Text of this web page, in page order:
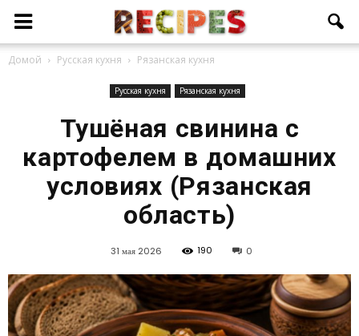
Домой Русская кухня Рязанская кухня
Русская кухня Рязанская кухня
Тушёная свинина с
картофелем в домашних
условиях (Рязанская
область)
31 мая 2026 190 0